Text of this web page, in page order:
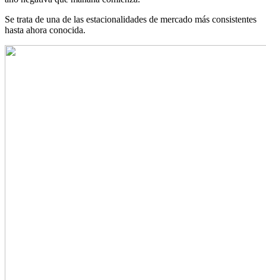
Se trata de una de las estacionalidades de mercado más consistentes
hasta ahora conocida.